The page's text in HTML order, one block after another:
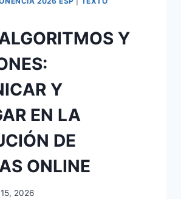
Y
Y
EN LA
DE
ONLINE
2026